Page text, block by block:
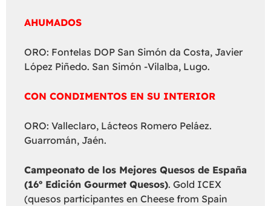
AHUMADOS
ORO: Fontelas DOP San Simón da Costa, Javier
López Piñedo. San Simón -Vilalba, Lugo.
CON CONDIMENTOS EN SU INTERIOR
ORO: Valleclaro, Lácteos Romero Peláez.
Guarromán, Jaén.
Campeonato de los Mejores Quesos de España
(16º Edición Gourmet Quesos). Gold ICEX
(quesos participantes en Cheese from Spain